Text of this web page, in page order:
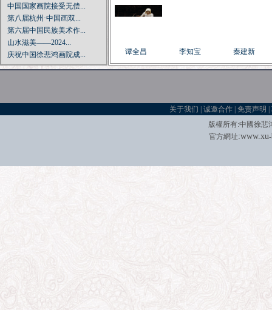
中国国家画院接受无偿...
第八届杭州·中国画双...
第六届中国民族美术作...
山水滋美——2024...
庆祝中国徐悲鸿画院成...
庆祝中国共产党成立1...
庆祝新中国成立70周...
当代著名亚裔实力派艺...
谭全昌 李知宝 秦建新
阿里娅 李松明
关于我们 |诚邀合作 |免责声明 |
版權所有:中國徐悲
官方網址:www.xu